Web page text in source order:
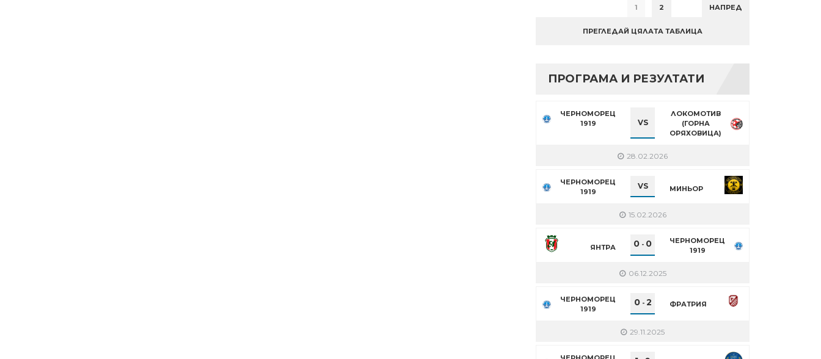
1 2 НАПРЕД
ПРЕГЛЕДАЙ ЦЯЛАТА ТАБЛИЦА
ПРОГРАМА И РЕЗУЛТАТИ
ЧЕРНОМОРЕЦ
1919
VS
ЛОКОМОТИВ
(ГОРНА
ОРЯХОВИЦА)
28.02.2026
ЧЕРНОМОРЕЦ
1919
VS МИНЬОР
15.02.2026
ЯНТРА 0 - 0
ЧЕРНОМОРЕЦ
1919
06.12.2025
ЧЕРНОМОРЕЦ
1919
0- 2 ФРАТРИЯ
29.11.2025